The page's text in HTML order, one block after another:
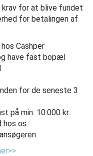
for at blive fundet
for betalingen af
Cashper
have fast bopæl
for de seneste 3
på min. 10.000 kr.
hos os